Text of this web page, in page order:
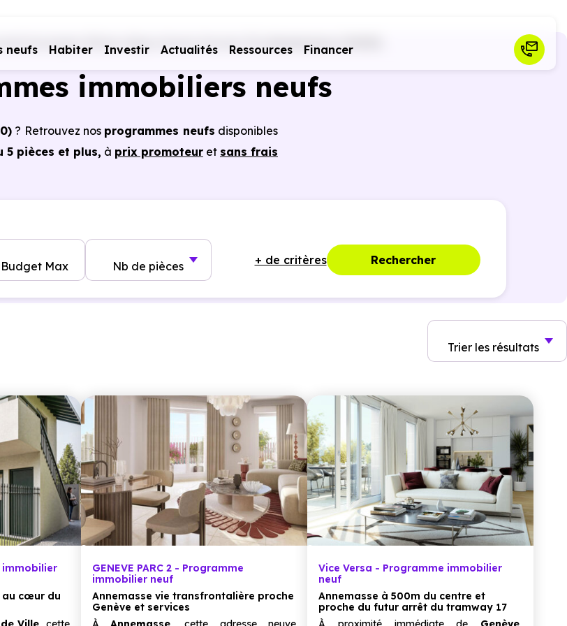
neufs Habiter Investir Actualités Ressources Financer
Auvergne-Rhône-Alpes Haute-Savoie (74) Annemasse (74100)
immobiliers neufs
? Retrouvez nos programmes neufs disponibles
5 pièces et plus, à prix promoteuret sans frais
Budget Max Nb de pièces + de critères Rechercher
Trier les résultats
immobilier
au cœur du
GENEVE PARC 2 - Programme
immobilier neuf
Annemasse vie transfrontalière proche
Genève et services
Vice Versa - Programme immobilier
neuf
Annemasse à 500m du centre et
proche du futur arrêt du tramway 17